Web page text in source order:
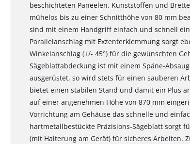
beschichteten Paneelen, Kunststoffen und
mühelos bis zu einer Schnitthöhe von 80 mm
sind mit einem Handgriff einfach und schnell
Parallelanschlag mit Exzenterklemmung sorgt
Winkelanschlag (+/- 45°) für die gewünschten
Sägeblattabdeckung ist mit einem Späne-
ausgerüstet, so wird stets für einen sauberen
bietet einen stabilen Stand und damit ein Plus
auf einer angenehmen Höhe von 870 mm
Vorrichtung am Gehäuse das schnelle und
hartmetallbestückte Präzisions-Sägeblatt sorgt
(mit Halterung am Gerät) für sicheres Arbeiten.